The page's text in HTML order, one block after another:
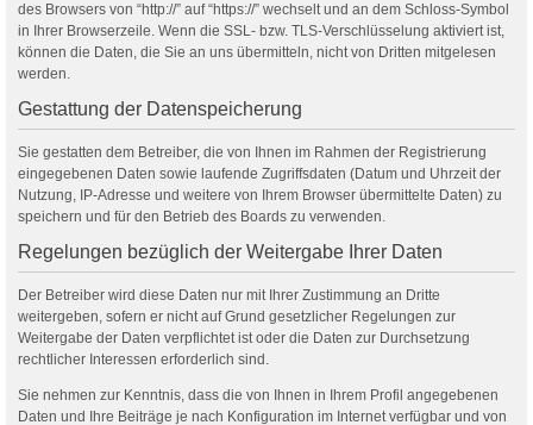
des Browsers von “http://” auf “https://” wechselt und an dem Schloss-Symbol
in Ihrer Browserzeile. Wenn die SSL- bzw. TLS-Verschlüsselung aktiviert ist,
können die Daten, die Sie an uns übermitteln, nicht von Dritten mitgelesen
werden.
Gestattung der Datenspeicherung
Sie gestatten dem Betreiber, die von Ihnen im Rahmen der Registrierung
eingegebenen Daten sowie laufende Zugriffsdaten (Datum und Uhrzeit der
Nutzung, IP-Adresse und weitere von Ihrem Browser übermittelte Daten) zu
speichern und für den Betrieb des Boards zu verwenden.
Regelungen bezüglich der Weitergabe Ihrer Daten
Der Betreiber wird diese Daten nur mit Ihrer Zustimmung an Dritte
weitergeben, sofern er nicht auf Grund gesetzlicher Regelungen zur
Weitergabe der Daten verpflichtet ist oder die Daten zur Durchsetzung
rechtlicher Interessen erforderlich sind.
Sie nehmen zur Kenntnis, dass die von Ihnen in Ihrem Profil angegebenen
Daten und Ihre Beiträge je nach Konfiguration im Internet verfügbar und von